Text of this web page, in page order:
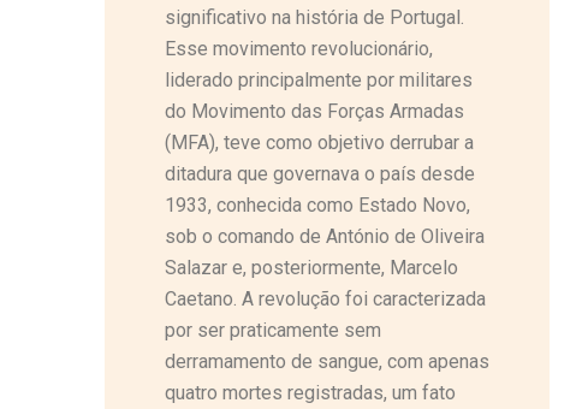
significativo na história de Portugal.
Esse movimento revolucionário,
liderado principalmente por militares
do Movimento das Forças Armadas
(MFA), teve como objetivo derrubar a
ditadura que governava o país desde
1933, conhecida como Estado Novo,
sob o comando de António de Oliveira
Salazar e, posteriormente, Marcelo
Caetano. A revolução foi caracterizada
por ser praticamente sem
derramamento de sangue, com apenas
quatro mortes registradas, um fato